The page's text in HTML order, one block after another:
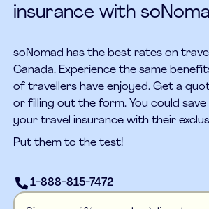
insurance with
soNomad has the best rates on
Canada. Experience the same
of travellers have enjoyed. Get a
or filling out the form. You could
your travel insurance with their
Put them to the test!
1-888-815-7472